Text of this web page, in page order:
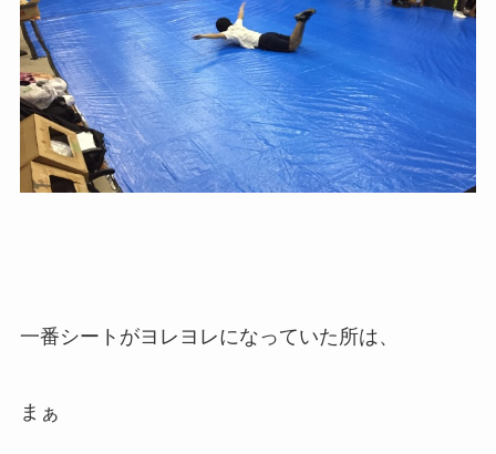
一番シートがヨレヨレになっていた所は、
まぁ